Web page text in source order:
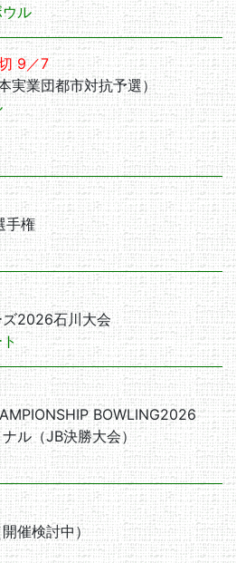
ル
9／7
実業団都市対抗予選）
手権
2026石川大会
BOWLING2026
ル（JB決勝大会）
催検討中）